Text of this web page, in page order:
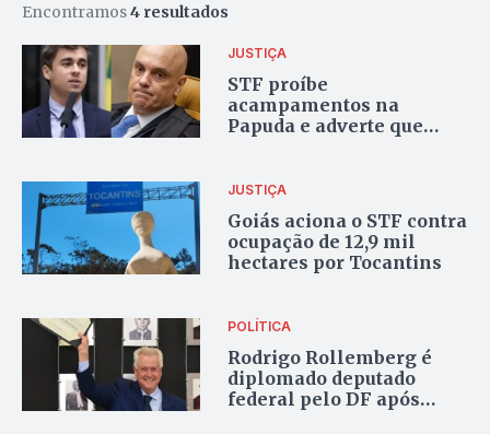
Encontramos4 resultados
JUSTIÇA
STF proíbe
acampamentos na
Papuda e adverte que
ocorrer no local
JUSTIÇA
Goiás aciona o STF contra
ocupação de 12,9 mil
hectares por Tocantins
POLÍTICA
Rodrigo Rollemberg é
diplomado deputado
federal pelo DF após